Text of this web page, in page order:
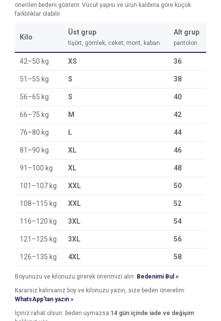
önerilen bedeni gösterir. Vücut yapısı ve ürün kalıbına göre küçük
farklılıklar olabilir.
Kilo
Üst grup
tişört, gömlek, ceket, mont, kaban
Alt grup
pantolon
42–50 kg XS 36
51–55 kg S 38
56–65 kg S 40
66–75 kg M 42
76–80 kg L 44
81–90 kg XL 46
91–100 kg XL 48
101–107 kg XXL 50
108–115 kg XXL 52
116–120 kg 3XL 54
121–125 kg 3XL 56
126–135 kg 4XL 58
Boyunuzu ve kilonuzu girerek önerimizi alın: Bedenimi Bul »
Kararsız kalırsanız boy ve kilonuzu yazın, size beden önerelim:
WhatsApp'tan yazın »
İçiniz rahat olsun: beden uymazsa 14 gün içinde iade ve değişim